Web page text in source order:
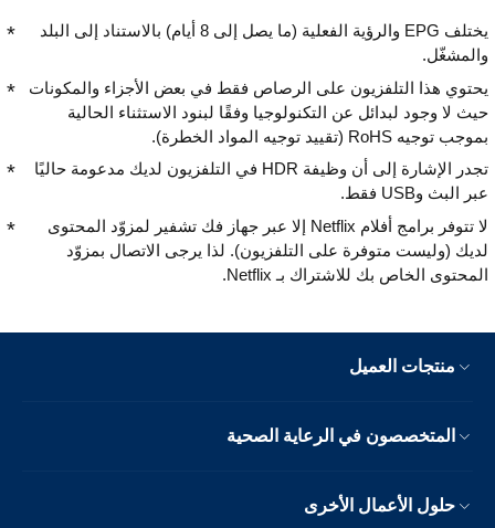
يختلف EPG والرؤية الفعلية (ما يصل إلى 8 أيام) بالاستناد إلى البلد
والمشغّل.
يحتوي هذا التلفزيون على الرصاص فقط في بعض الأجزاء والمكونات
حيث لا وجود لبدائل عن التكنولوجيا وفقًا لبنود الاستثناء الحالية
بموجب توجيه RoHS (تقييد توجيه المواد الخطرة).
تجدر الإشارة إلى أن وظيفة HDR في التلفزيون لديك مدعومة حاليًا
عبر البث وUSB فقط.
لا تتوفر برامج أفلام Netflix إلا عبر جهاز فك تشفير لمزوّد المحتوى
لديك (وليست متوفرة على التلفزيون). لذا يرجى الاتصال بمزوّد
المحتوى الخاص بك للاشتراك بـ Netflix.
منتجات العميل
المتخصصون في الرعاية الصحية
حلول الأعمال الأخرى